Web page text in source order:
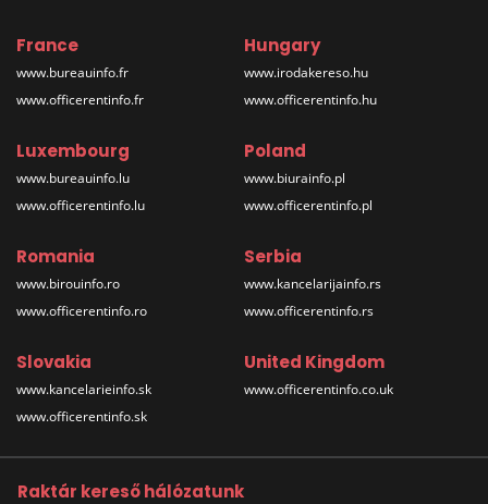
France
www.bureauinfo.fr
www.officerentinfo.fr
Hungary
www.irodakereso.hu
www.officerentinfo.hu
Luxembourg
www.bureauinfo.lu
www.officerentinfo.lu
Poland
www.biurainfo.pl
www.officerentinfo.pl
Romania
www.birouinfo.ro
www.officerentinfo.ro
Serbia
www.kancelarijainfo.rs
www.officerentinfo.rs
Slovakia
www.kancelarieinfo.sk
www.officerentinfo.sk
United Kingdom
www.officerentinfo.co.uk
Raktár kereső hálózatunk